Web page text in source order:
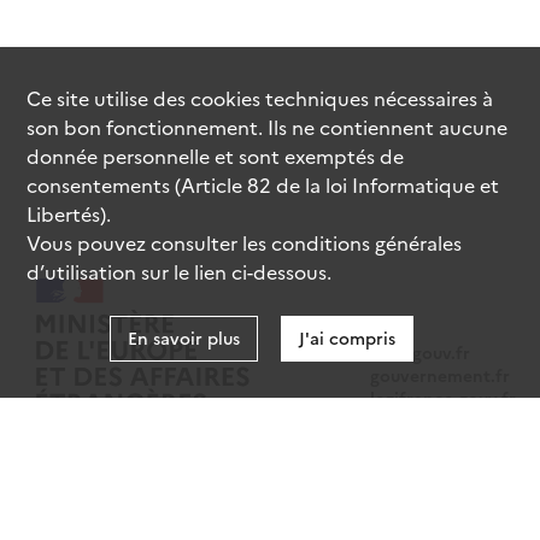
data.gouv.fr
legifrance.gouv.fr
Ce site utilise descookiestechniques nécessaires à
son bon fonctionnement. Ils ne contiennent aucune
donnée personnelle et sont exemptés de
consentements (Article 82 de la loi Informatique et
Libertés).
Vous pouvez consulter les conditions générales
d’utilisation sur le lien ci-dessous.
En savoir plus J'ai compris